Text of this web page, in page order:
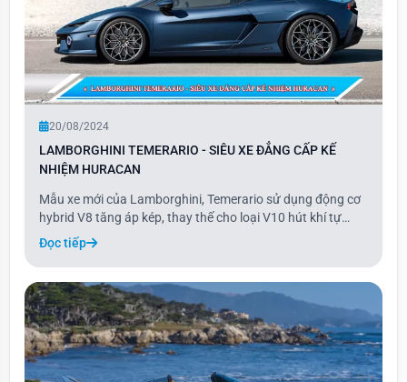
20/08/2024
LAMBORGHINI TEMERARIO - SIÊU XE ĐẲNG CẤP KẾ
NHIỆM HURACAN
Mẫu xe mới của Lamborghini, Temerario sử dụng động cơ
hybrid V8 tăng áp kép, thay thế cho loại V10 hút khí tự
nhiên nổi tiếng, với công suất lên đến 900 mã lực. Đây là
mẫu xe thứ ba trong dòng sản phẩm điện khí hóa hiệu
suất cao của Lamborghini, sau Revue
Đọc tiếp